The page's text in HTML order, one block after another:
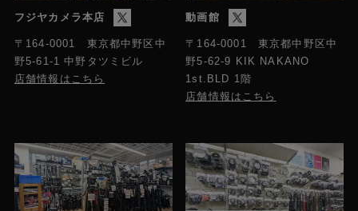
フジヤカメラ本店
〒164-0001 東京都中野区中
野5-61-1 中野タツミビル
店舗情報はこちら
動画館
〒164-0001 東京都中野区中
野5-62-9 KIK NAKANO
1st.BLD 1階
店舗情報はこちら